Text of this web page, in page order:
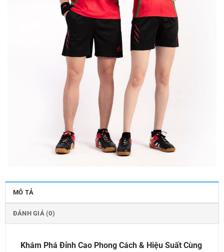
MÔ TẢ
ĐÁNH GIÁ (0)
Khám Phá Đỉnh Cao Phong Cách & Hiệu Suất Cùng